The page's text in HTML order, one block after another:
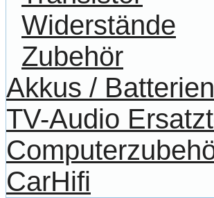
Widerstände
Zubehör
Akkus /
TV-Audio
CarHifi